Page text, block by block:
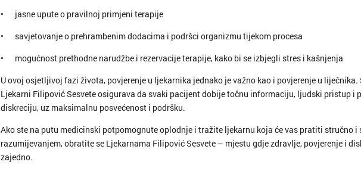
•
jasne upute o pravilnoj primjeni terapije
•
savjetovanje o prehrambenim dodacima i podršci organizmu tijekom procesa
•
mogućnost prethodne narudžbe i rezervacije terapije, kako bi se izbjegli stres i kašnjenja
U ovoj osjetljivoj fazi života, povjerenje u ljekarnika jednako je važno kao i povjerenje u
Ljekarni Filipović Sesvete osigurava da svaki pacijent dobije točnu informaciju, ljudski pristup i
diskreciju, uz maksimalnu posvećenost i podršku.
Ako ste na putu medicinski potpomognute oplodnje i tražite ljekarnu koja će vas pratiti stručno i
razumijevanjem, obratite se Ljekarnama Filipović Sesvete – mjestu gdje zdravlje, povjerenje i
zajedno.